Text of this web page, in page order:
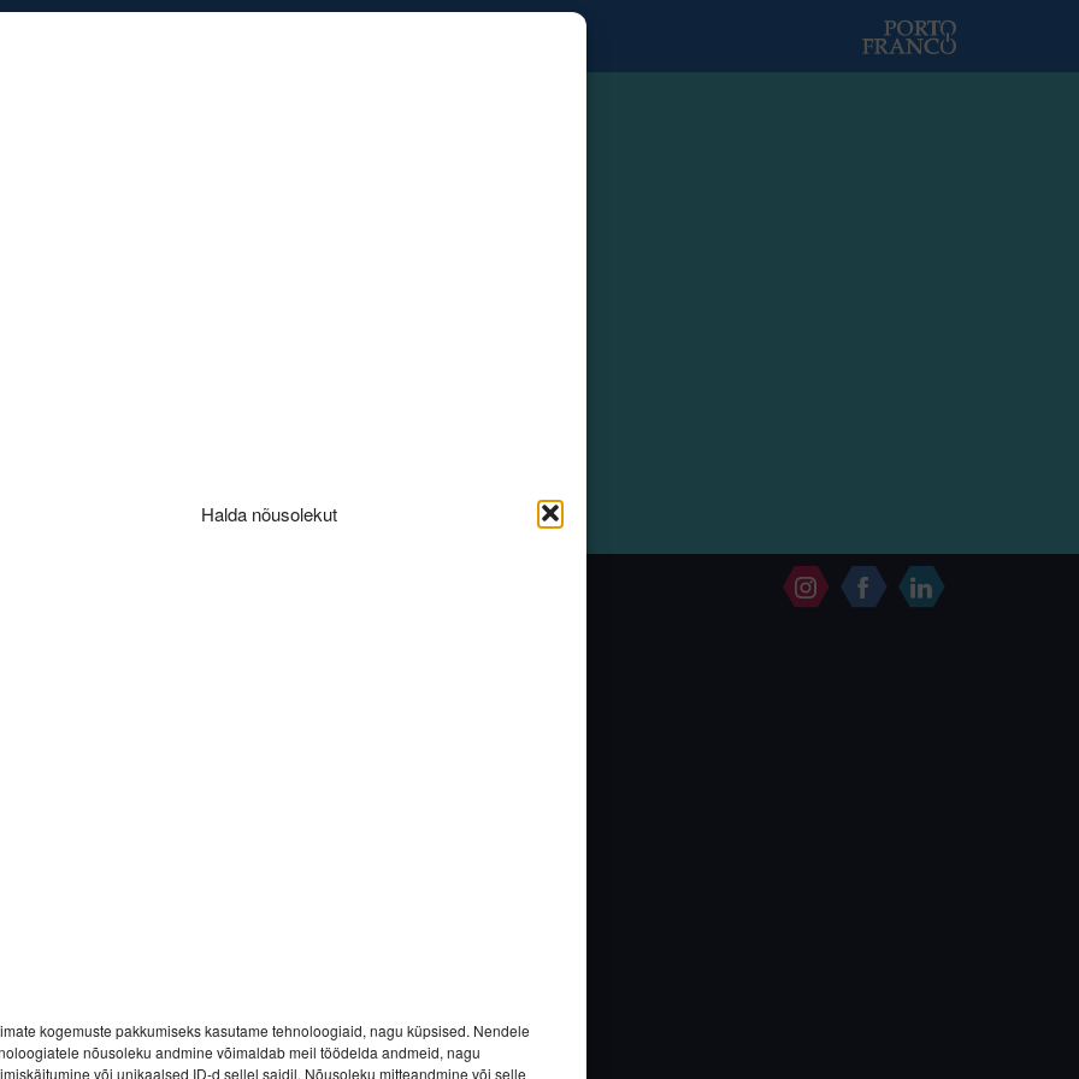
Halda nõusolekut
kogemuste pakkumiseks kasutame tehnoloogiaid, nagu küpsised. Nendele
nõusoleku andmine võimaldab meil töödelda andmeid, nagu
või unikaalsed ID-d sellel saidil. Nõusoleku mitteandmine või selle